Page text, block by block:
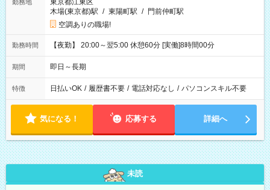
勤務地
東京都江東区
木場(東京都)駅 / 東陽町駅 / 門前仲町駅
空調ありの職場!
勤務時間 【夜勤】 20:00～翌5:00 休憩60分 [実働]8時間00分
期間 即日～長期
特徴 日払いOK / 履歴書不要 / 電話対応なし / パソコンスキル不要
気になる！ 応募する 詳細へ
未読